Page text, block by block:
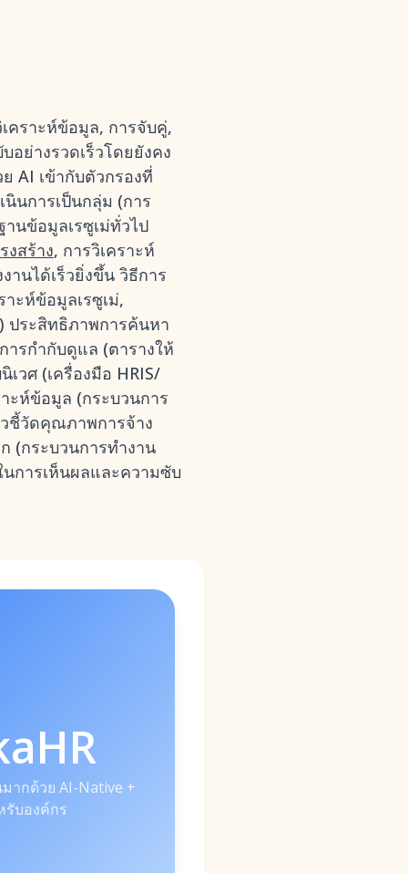
คราะห์ข้อมูล, การจับคู่,
ย่างรวดเร็วโดยยังคง
AI เข้ากับตัวกรองที่
นการเป็นกลุ่ม (การ
นข้อมูลเรซูเม่ทั่วไป
สร้าง, การวิเคราะห์
นได้เร็วยิ่งขึ้น วิธีการ
ะห์ข้อมูลเรซูเม่,
ประสิทธิภาพการค้นหา
รกำกับดูแล (ตารางให้
วศ (เครื่องมือ HRIS/
ะห์ข้อมูล (กระบวนการ
ชี้วัดคุณภาพการจ้าง
(กระบวนการทำงาน
นการเห็นผลและความซับ
ากด้วย AI-Native +
รับองค์กร